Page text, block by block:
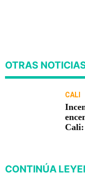
OTRAS
CALI
CONTINÚA